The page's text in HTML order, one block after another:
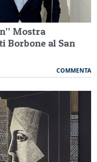
Mostra
Borbone al San
COMMENTA